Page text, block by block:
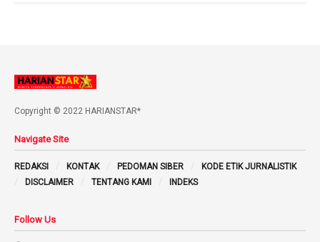
Copyright © 2022 HARIANSTAR*
Navigate Site
REDAKSI KONTAK PEDOMAN SIBER
KODE ETIK JURNALISTIK
DISCLAIMER
TENTANG KAMI INDEKS
Follow Us